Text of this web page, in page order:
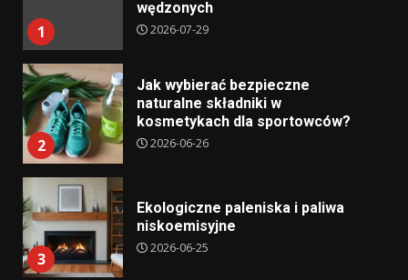
1
wędzonych
2026-07-29
2
Jak wybierać bezpieczne
naturalne składniki w
kosmetykach dla sportowców?
2026-06-26
3
Ekologiczne paleniska i paliwa
niskoemisyjne
2026-06-25